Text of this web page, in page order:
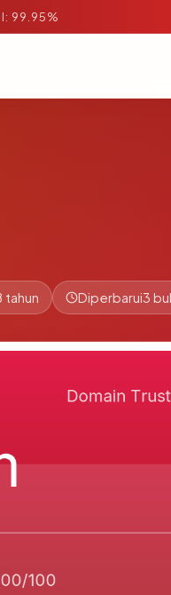
99.95%
tahun Diperbarui3